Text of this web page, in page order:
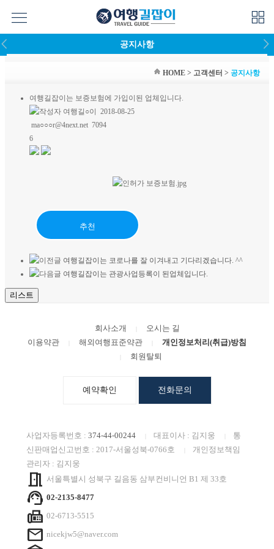
grid_view
menu
공지사항 arrow_forward_ios
arrow_back_ios
HOME > 고객센터 > 공지사항
여행길잡이는 보증보험에 가입이된 업체입니다.
여행길○이
2018-08-25
ma○○○r@4next.net 7094
6
추천
여행길잡이는 코로나를 잘 이겨내고 기다리겠습니다. ^^
여행길잡이는 관광사업등록이 된업체입니다.
리스트
회사소개
오시는 길
이용약관
해외여행표준약관 개인정보처리(취급)방침
회원탈퇴
예약확인 전화문의
사업자등록번호 : 374-44-00244 대표이사 : 김지웅
통
신판매업신고번호 : 2017-서울성북-0766호
개인정보책임
관리자 : 김지웅
meeting_room 서울특별시 성북구 길음동 삼부컨비니언 B1 제 33호
support_agent 02-2135-8477
fax 02-6713-5515
mail nicekjw5@naver.com